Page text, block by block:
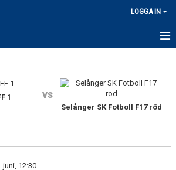
LOGGA IN
1 vs
Selånger SK Fotboll F17 röd
juni, 12:30